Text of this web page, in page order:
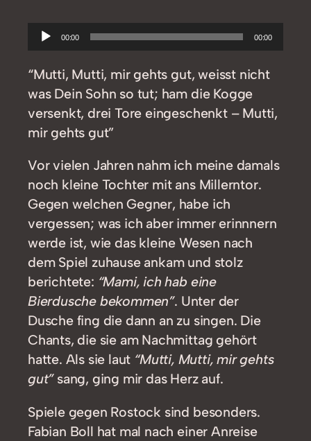
Audio-
Player
00:00 00:00
“Mutti, Mutti, mir gehts gut, weisst nicht
was Dein Sohn so tut; ham die Kogge
versenkt, drei Tore eingeschenkt – Mutti,
mir gehts gut”
Vor vielen Jahren nahm ich meine damals
noch kleine Tochter mit ans Millerntor.
Gegen welchen Gegner, habe ich
vergessen; was ich aber immer erinnnern
werde ist, wie das kleine Wesen nach
dem Spiel zuhause ankam und stolz
berichtete: “Mami, ich hab eine
Bierdusche bekommen”. Unter der
Dusche fing die dann an zu singen. Die
Chants, die sie am Nachmittag gehört
hatte. Als sie laut “Mutti, Mutti, mir gehts
gut”sang, ging mir das Herz auf.
Spiele gegen Rostock sind besonders.
Fabian Boll hat mal nach einer Anreise